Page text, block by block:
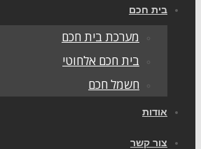
בית חכם
מערכת בית חכם
בית חכם אלחוטי
חשמל חכם
אודות
צור קשר